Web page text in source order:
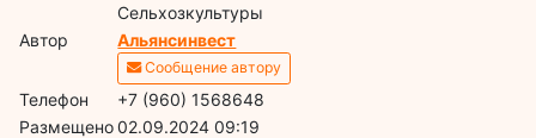
Сельхозкультуры
Автор
Альянсинвест
Сообщение автору
Телефон
+7 (960) 1568648
Размещено02.09.2024 09:19